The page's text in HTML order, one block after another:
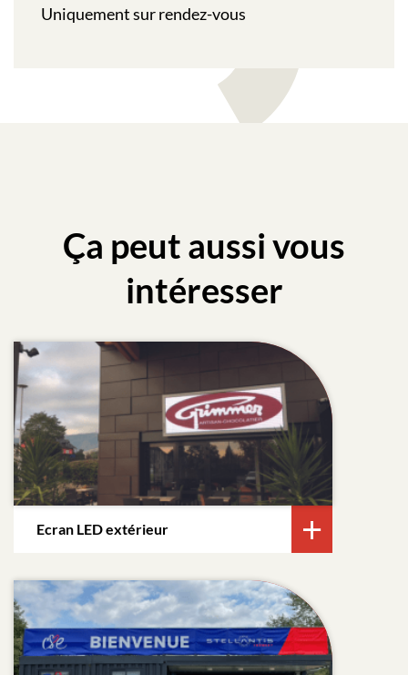
Uniquement sur rendez-vous
Ça peut aussi vous
intéresser
Ecran LED extérieur